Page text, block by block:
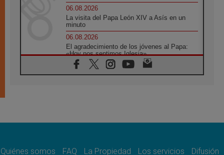
06.08.2026
La visita del Papa León XIV a Asís en un
minuto
06.08.2026
El agradecimiento de los jóvenes al Papa:
«Hoy nos sentimos Iglesia»
06.08.2026
Líbano: Reanudan los coloquios en Roma en
paz
Quiénes somos FAQ La Propiedad Los servicios Difusión